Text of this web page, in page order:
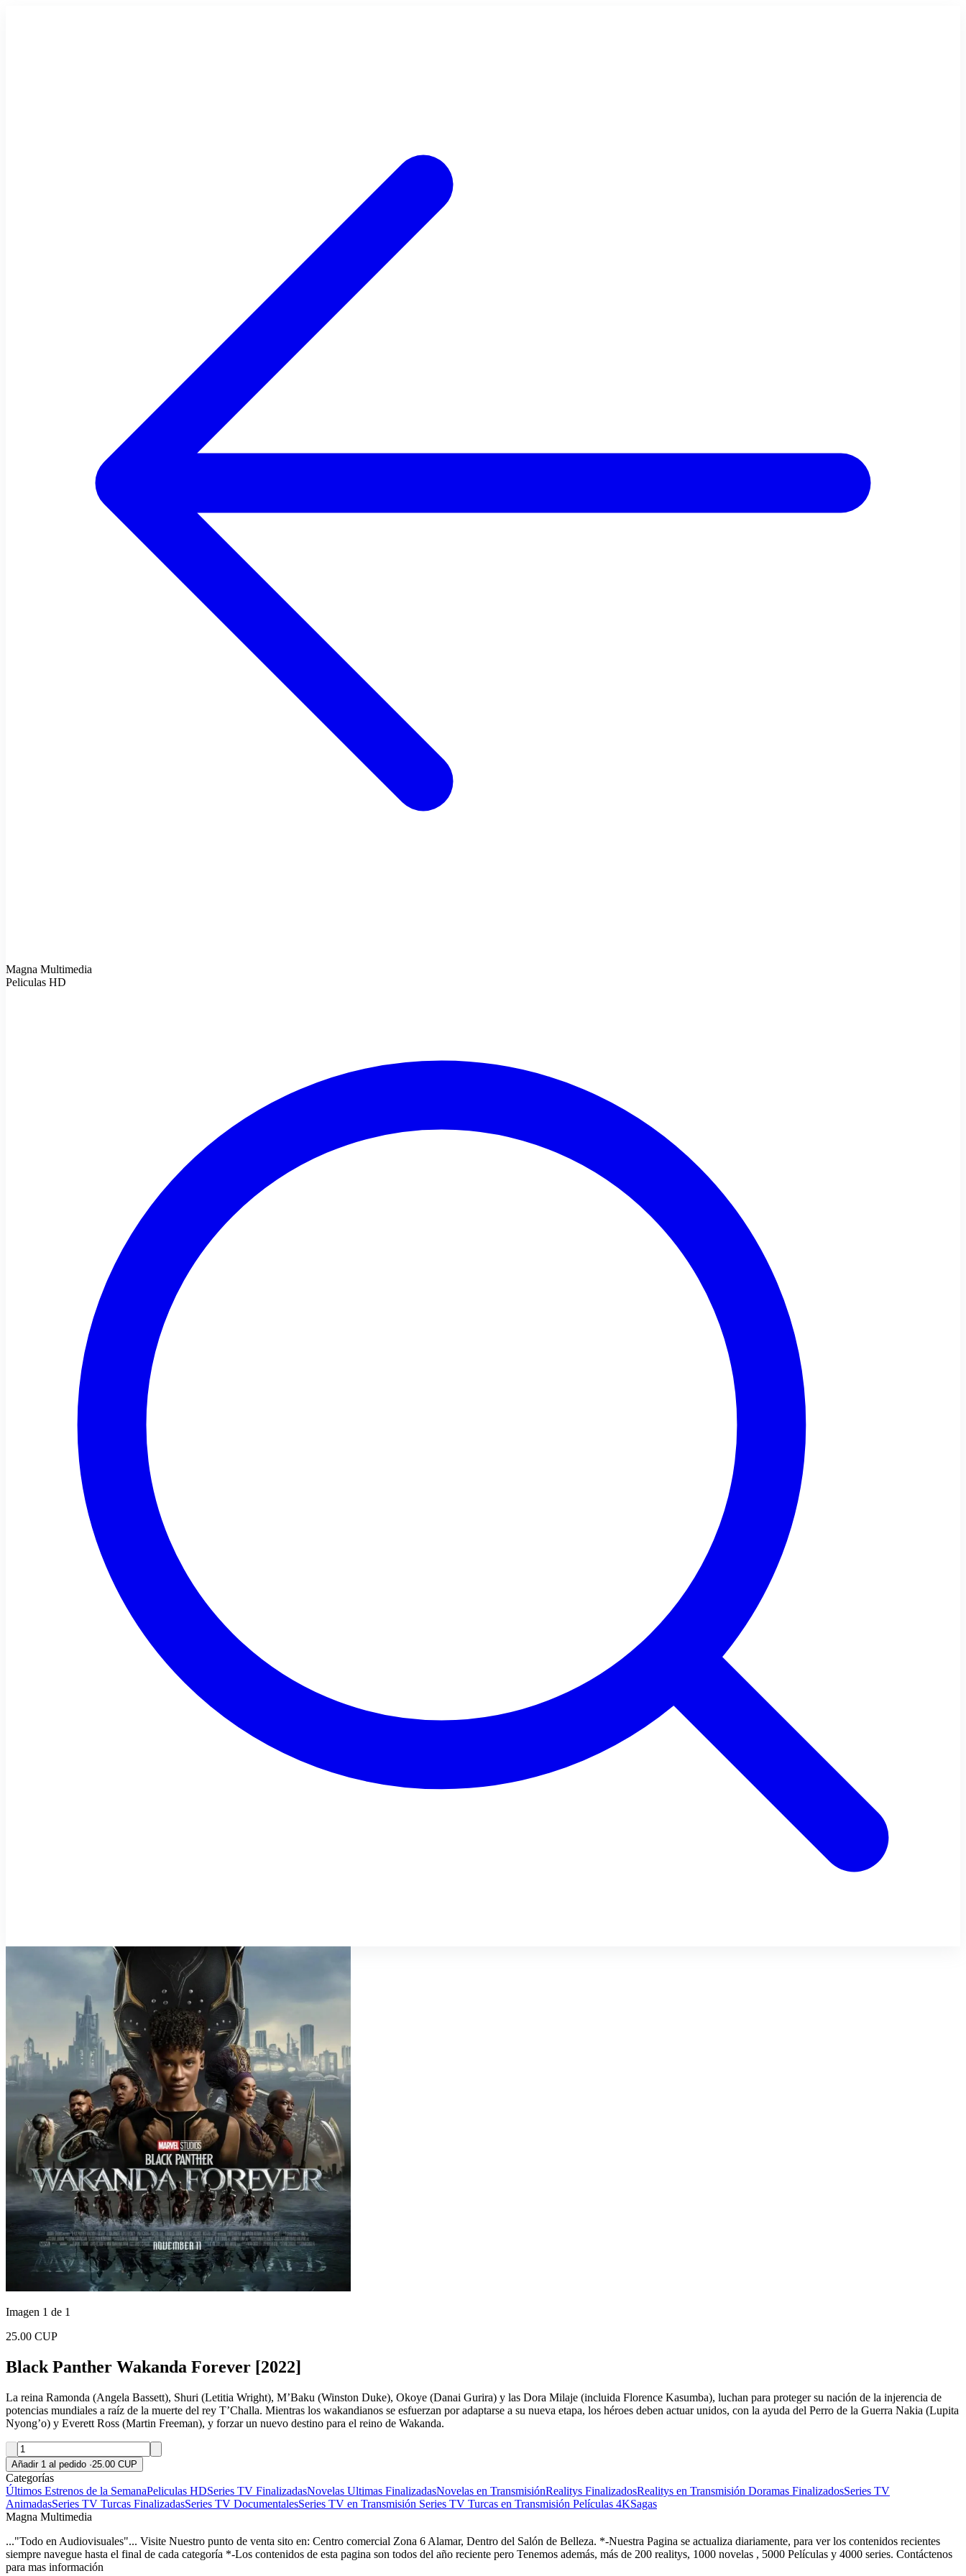
Magna Multimedia
Peliculas HD
Imagen 1 de 1
25.00 CUP
Black Panther Wakanda Forever [2022]
La reina Ramonda (Angela Bassett), Shuri (Letitia Wright), M’Baku (Winston Duke), Okoye (Danai Gurira) y las Dora Milaje (incluida Florence Kasumba), luchan para proteger su nación de la injerencia de
potencias mundiales a raíz de la muerte del rey T’Challa. Mientras los wakandianos se esfuerzan por adaptarse a su nueva etapa, los héroes deben actuar unidos, con la ayuda del Perro de la Guerra Nakia (Lupita
Nyong’o) y Everett Ross (Martin Freeman), y forzar un nuevo destino para el reino de Wakanda.
Añadir 1 al pedido ·25.00 CUP
Categorías
Últimos Estrenos de la SemanaPeliculas HDSeries TV FinalizadasNovelas Ultimas FinalizadasNovelas en TransmisiónRealitys FinalizadosRealitys en Transmisión Doramas FinalizadosSeries TV
AnimadasSeries TV Turcas FinalizadasSeries TV DocumentalesSeries TV en Transmisión Series TV Turcas en Transmisión Películas 4KSagas
Magna Multimedia
..."Todo en Audiovisuales"... Visite Nuestro punto de venta sito en: Centro comercial Zona 6 Alamar, Dentro del Salón de Belleza. *-Nuestra Pagina se actualiza diariamente, para ver los contenidos recientes
siempre navegue hasta el final de cada categoría *-Los contenidos de esta pagina son todos del año reciente pero Tenemos además, más de 200 realitys, 1000 novelas , 5000 Películas y 4000 series. Contáctenos
para mas información